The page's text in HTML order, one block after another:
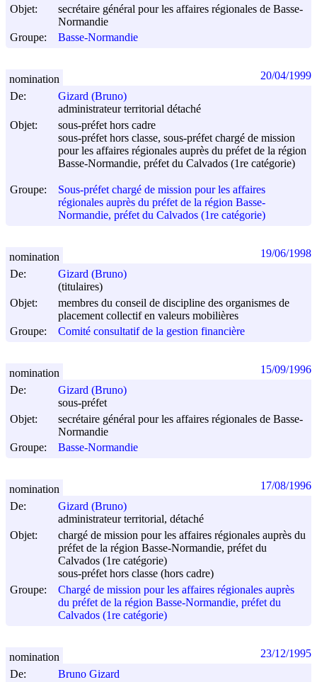
Objet:
secrétaire général pour les affaires régionales de Basse-
Normandie
Groupe:
Basse-Normandie
De:
Gizard (Bruno)
administrateur territorial détaché
Objet:
sous-préfet hors cadre
sous-préfet hors classe, sous-préfet chargé de mission
pour les affaires régionales auprès du préfet de la région
Basse-Normandie, préfet du Calvados (1re catégorie)
Groupe:
Sous-préfet chargé de mission pour les affaires
régionales auprès du préfet de la région Basse-
Normandie, préfet du Calvados (1re catégorie)
nomination 20/04/1999
De:
Gizard (Bruno)
(titulaires)
Objet:
membres du conseil de discipline des organismes de
placement collectif en valeurs mobilières
Groupe:
Comité consultatif de la gestion financière
nomination 19/06/1998
De:
Gizard (Bruno)
sous-préfet
Objet:
secrétaire général pour les affaires régionales de Basse-
Normandie
Groupe:
Basse-Normandie
nomination 15/09/1996
De:
Gizard (Bruno)
administrateur territorial, détaché
Objet:
chargé de mission pour les affaires régionales auprès du
préfet de la région Basse-Normandie, préfet du
Calvados (1re catégorie)
sous-préfet hors classe (hors cadre)
Groupe:
Chargé de mission pour les affaires régionales auprès
du préfet de la région Basse-Normandie, préfet du
Calvados (1re catégorie)
nomination 17/08/1996
De:
Bruno Gizard
nomination 23/12/1995